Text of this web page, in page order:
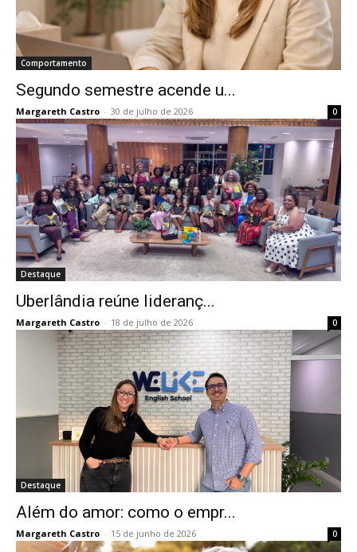
Comportamento
Segundo semestre acende u...
Margareth Castro - 30 de julho de 2026 0
Destaque
Uberlândia reúne lideranç...
Margareth Castro - 18 de julho de 2026 0
Destaque
Além do amor: como o empr...
Margareth Castro - 15 de junho de 2026 0